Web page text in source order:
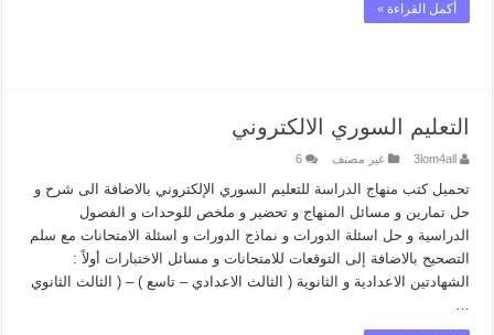
أكمل القراءة »
التعليم السوري الالكتروني
3lom4all غير مصنف 6
تحميل كتب منهاج الدراسة للتعليم السوري الإلكتروني بالاضافة الى شرح و
حل تمارين و مسائل المنهاج و تحضير و ملخص للوحدات و الفصول
الدراسية و حل اسئلة الدورات و نماذج الدورات و اسئلة الامتحانات مع سلم
التصحيح بالاضافة إلى التوقعات للامتحانات و مسائل الاختبارات أولاً :
الشهادتين الاعدادية و الثانوية ( الثالث الاعدادي – تاسع ) – ( الثالث الثانوي
…